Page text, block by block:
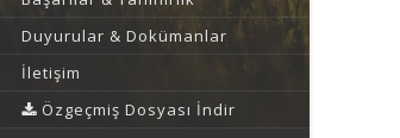
Duyurular & Dokümanlar
İletişim
Özgeçmiş Dosyası İndir